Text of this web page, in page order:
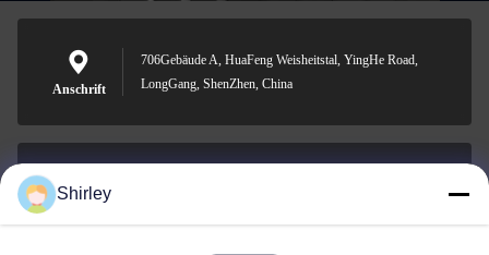
Anschrift
706Gebäude A, HuaFeng Weisheitstal, YingHe Road,
LongGang, ShenZhen, China
E-Mail-Adresse
Shirley